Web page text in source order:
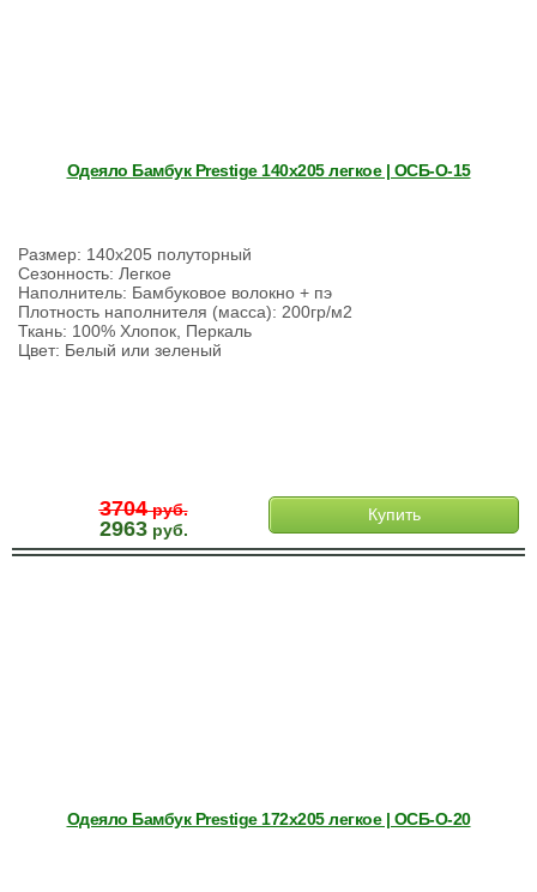
Одеяло Бамбук Prestige 140х205 легкое | ОСБ-О-15
Размер: 140х205 полуторный
Сезонность: Легкое
Наполнитель: Бамбуковое волокно + пэ
Плотность наполнителя (масса): 200гр/м2
Ткань: 100% Хлопок, Перкаль
Цвет: Белый или зеленый
3704руб.
2963руб.
Купить
Одеяло Бамбук Prestige 172х205 легкое | ОСБ-О-20